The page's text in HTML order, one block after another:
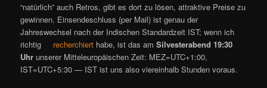
“natürlich” auch Retros, gibt es dort zu lösen, attraktive Preise zu
gewinnen. Einsendeschluss (per Mail) ist genau der
Jahreswechsel nach der Indischen Standardzeit IST; wenn ich
richtig
recherchiert habe, ist das amSilvesterabend 19:30
Uhr unserer Mitteleuropäischen Zeit: MEZ=UTC+1:00,
IST=UTC+5:30 — IST ist uns also viereinhalb Stunden voraus.